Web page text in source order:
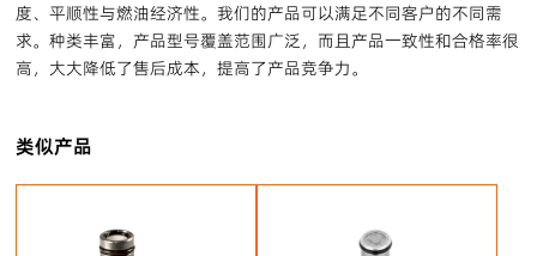
度、平顺性与燃油经济性。我们的产品可以满足不同客户的不同需
求。种类丰富，产品型号覆盖范围广泛，而且产品一致性和合格率很
高，大大降低了售后成本，提高了产品竞争力。
类似产品